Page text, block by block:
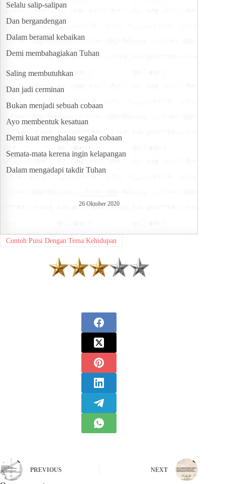
Selalu salip-salipan
Dan bergandengan
Dalam beramal kebaikan
Demi membahagiakan Tuhan
Saling membutuhkan
Dan jadi cerminan
Bukan menjadi sebuah cobaan
Ayo membentuk kesatuan
Demi kuat menghalau segala cobaan
Semata-mata kerena ingin kelapangan
Dalam mengadapi takdir Tuhan
26 Oktober 2020
Contoh Puisi Dengan Tema Kehidupan
PREVIOUS NEXT